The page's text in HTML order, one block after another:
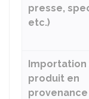
presse,
etc.)
Importation
produit en